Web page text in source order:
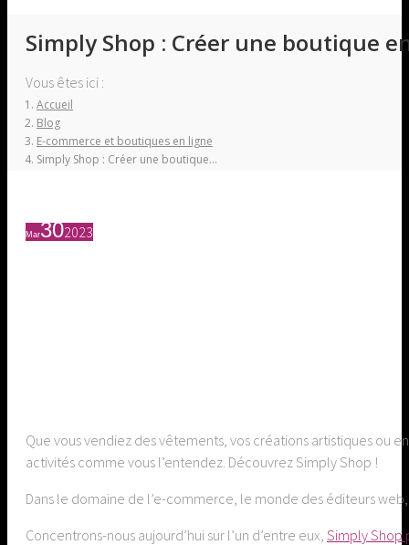
Simply Shop : Créer une boutique
Vous êtes ici :
Accueil
Blog
E-commerce et boutiques en ligne
Simply Shop : Créer une boutique…
Mar302023
Que vous vendiez des vêtements, vos créations artistiques
activités comme vous l’entendez. Découvrez Simply Shop !
Dans le domaine de l’e-commerce, le monde des éditeurs
Concentrons-nous aujourd’hui sur l’un d’entre eux, Simply Shop